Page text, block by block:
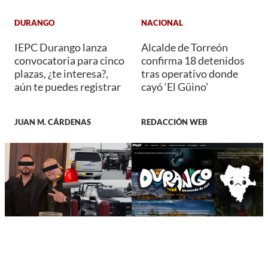
DURANGO
IEPC Durango lanza
convocatoria para cinco
plazas, ¿te interesa?,
aún te puedes registrar
JUAN M. CÁRDENAS
NACIONAL
Alcalde de Torreón
confirma 18 detenidos
tras operativo donde
cayó ‘El Güino’
REDACCIÓN WEB